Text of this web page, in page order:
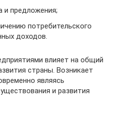
и предложения;
потребительского
доходов.
влияет на общий
страны. Возникает
являясь
и развития